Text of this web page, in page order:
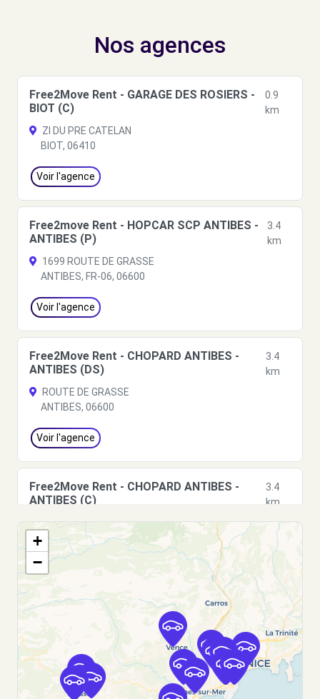
Nos agences
Free2Move Rent - GARAGE DES ROSIERS -
BIOT (C)
0.9
km
ZI DU PRE CATELAN
BIOT, 06410
Voir l'agence
Free2move Rent - HOPCAR SCP ANTIBES -
ANTIBES (P)
3.4
km
1699 ROUTE DE GRASSE
ANTIBES, FR-06, 06600
Voir l'agence
Free2Move Rent - CHOPARD ANTIBES -
ANTIBES (DS)
3.4
km
ROUTE DE GRASSE
ANTIBES, 06600
Voir l'agence
Free2Move Rent - CHOPARD ANTIBES -
ANTIBES (C)
3.4
km
ROUTE DE GRASSE
ANTIBES, 6600
Free2move Rent - CHOPARD ANTIBES SCC -
km
1945 ROUTE DE GRASSE
ANTIBES, 06600
+
−